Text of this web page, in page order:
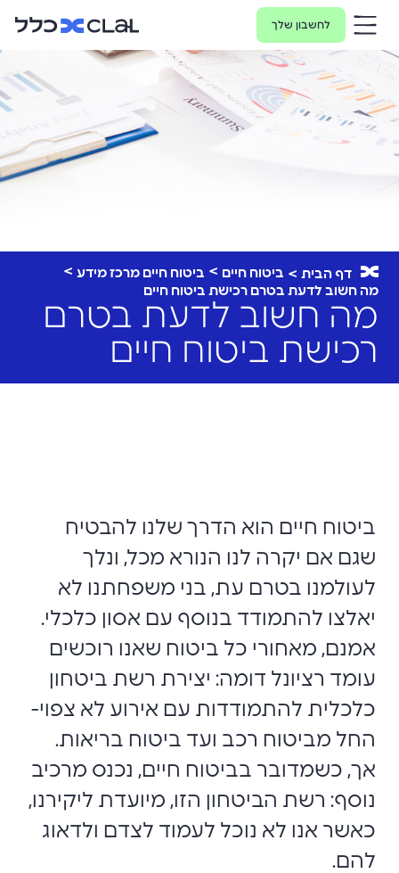
לחשבון שלך
דף הבית ביטוח חיים
ביטוח חיים מרכז מידע
מה חשוב לדעת בטרם רכישת ביטוח חיים
מה חשוב לדעת בטרם
רכישת ביטוח חיים
ביטוח חיים הוא הדרך שלנו להבטיח
שגם אם יקרה לנו הנורא מכל, ונלך
לעולמנו בטרם עת, בני משפחתנו לא
יאלצו להתמודד בנוסף עם אסון כלכלי.
אמנם, מאחורי כל ביטוח שאנו רוכשים
עומד רציונל דומה: יצירת רשת ביטחון
כלכלית להתמודדות עם אירוע לא צפוי-
החל מביטוח רכב ועד ביטוח בריאות.
אך, כשמדובר בביטוח חיים, נכנס מרכיב
נוסף: רשת הביטחון הזו, מיועדת ליקירנו,
כאשר אנו לא נוכל לעמוד לצדם ולדאוג
להם.